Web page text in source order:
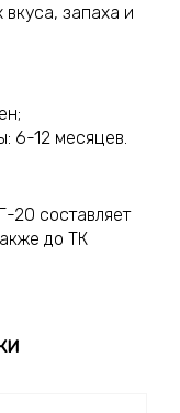
вкуса, запаха и
6-12 месяцев.
20 составляет
до ТК